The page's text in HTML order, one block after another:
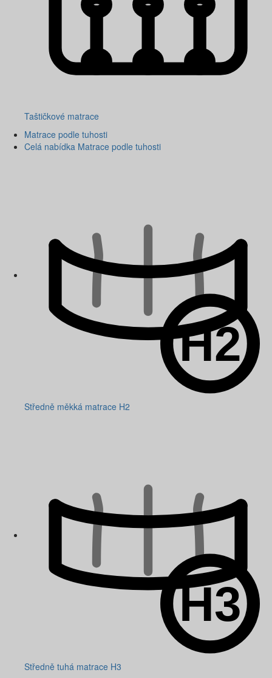
Taštičkové matrace
Matrace podle tuhosti
Celá nabídka Matrace podle tuhosti
Středně měkká matrace H2
Středně tuhá matrace H3